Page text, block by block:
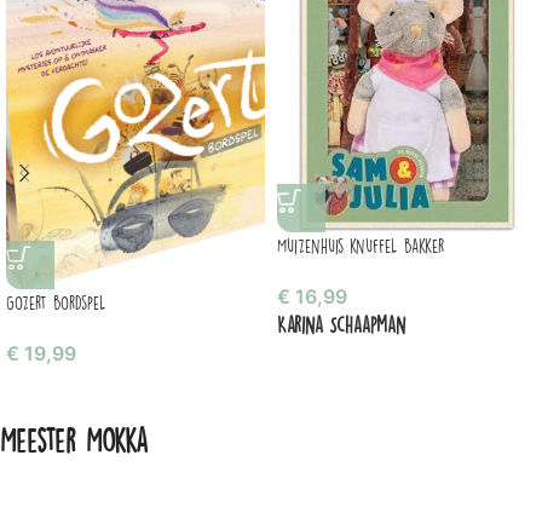
Gozert bordspel
€ 19,99
Muizenhuis knuffel bakker
€ 16,99
Karina Schaapman
Meester Mokka